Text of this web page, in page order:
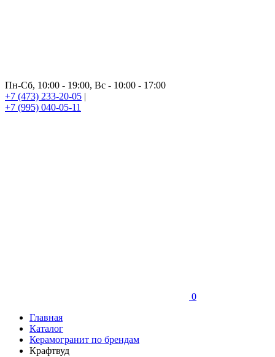
Пн-Сб, 10:00 - 19:00, Вс - 10:00 - 17:00
+7 (473) 233-20-05
+7 (995) 040-05-11
0
Главная
Каталог
Керамогранит по брендам
Крафтвуд